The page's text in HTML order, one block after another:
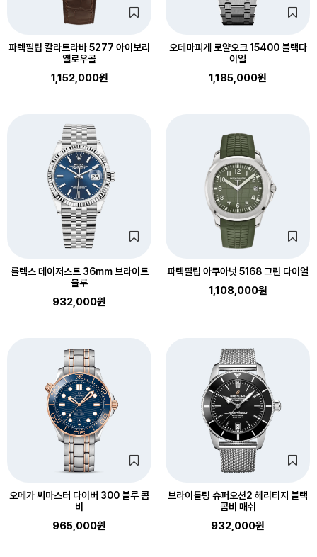
파텍필립 칼라트라바 5277 아이보리
옐로우골
1,152,000원
오데마피게 로얄오크 15400 블랙다
이얼
1,185,000원
롤렉스 데이저스트 36mm 브라이트
블루
932,000원
파텍필립 아쿠아넛 5168 그린 다이얼
1,108,000원
오메가 씨마스터 다이버 300 블루 콤
비
965,000원
브라이틀링 슈퍼오션2 헤리티지 블랙
콤비 매쉬
932,000원